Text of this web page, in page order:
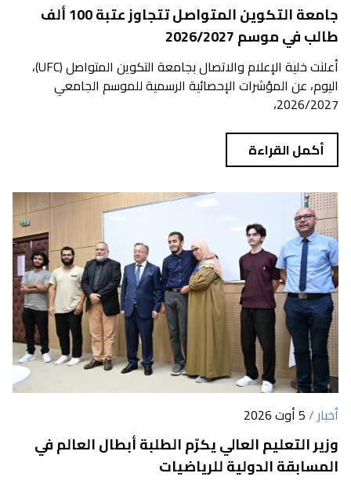
جامعة التكوين المتواصل تتجاوز عتبة 100 ألف
طالب في موسم 2026/2027
أعلنت خلية الإعلام والاتصال بجامعة التكوين المتواصل (UFC)،
اليوم، عن المؤشرات الإحصائية الرسمية للموسم الجامعي
2026/2027،
أكمل القراءة
أخبار /5 أوت 2026
وزير التعليم العالي يكرّم الطلبة أبطال العالم في
المسابقة الدولية للرياضيات